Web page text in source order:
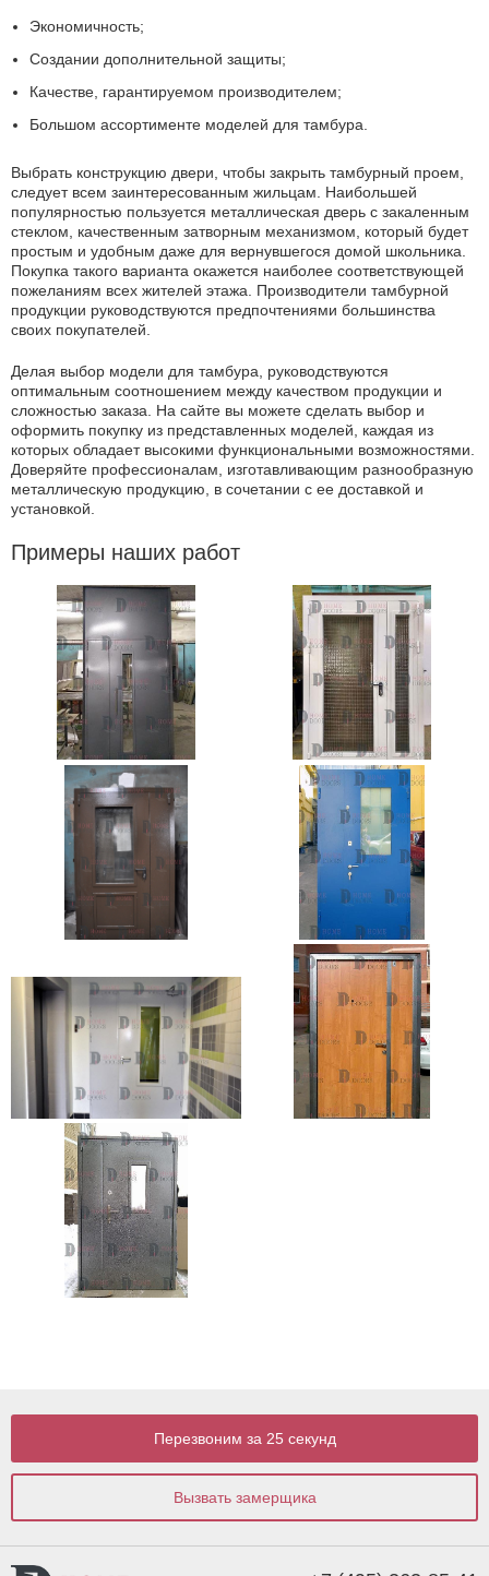
Экономичность;
Создании дополнительной защиты;
Качестве, гарантируемом производителем;
Большом ассортименте моделей для тамбура.
Выбрать конструкцию двери, чтобы закрыть тамбурный проем,
следует всем заинтересованным жильцам. Наибольшей
популярностью пользуется металлическая дверь с закаленным
стеклом, качественным затворным механизмом, который будет
простым и удобным даже для вернувшегося домой школьника.
Покупка такого варианта окажется наиболее соответствующей
пожеланиям всех жителей этажа. Производители тамбурной
продукции руководствуются предпочтениями большинства
своих покупателей.
Делая выбор модели для тамбура, руководствуются
оптимальным соотношением между качеством продукции и
сложностью заказа. На сайте вы можете сделать выбор и
оформить покупку из представленных моделей, каждая из
которых обладает высокими функциональными возможностями.
Доверяйте профессионалам, изготавливающим разнообразную
металлическую продукцию, в сочетании с ее доставкой и
установкой.
Примеры наших работ
Перезвоним за 25 секунд
Вызвать замерщика